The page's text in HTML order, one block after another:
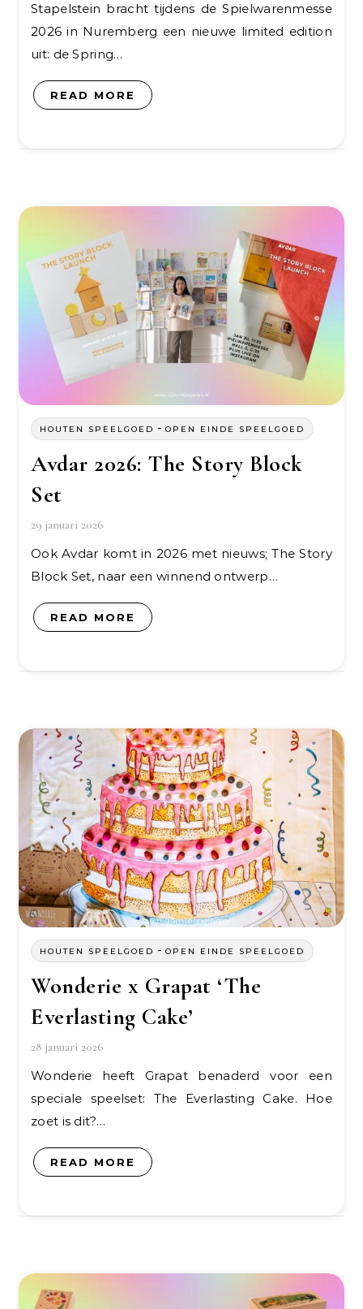
Stapelstein bracht tijdens de Spielwarenmesse
2026 in Nuremberg een nieuwe limited edition
uit: de Spring…
READ MORE
HOUTEN SPEELGOED - OPEN EINDE SPEELGOED
Avdar 2026: The Story Block
Set
29 januari 2026
Ook Avdar komt in 2026 met nieuws; The Story
Block Set, naar een winnend ontwerp…
READ MORE
HOUTEN SPEELGOED - OPEN EINDE SPEELGOED
Wonderie x Grapat ‘The
Everlasting Cake’
28 januari 2026
Wonderie heeft Grapat benaderd voor een
speciale speelset: The Everlasting Cake. Hoe
zoet is dit?…
READ MORE